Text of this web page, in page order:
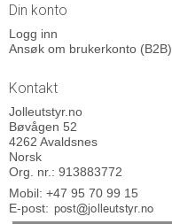
Din konto
Logg inn
Ansøk om brukerkonto (B2B)
Kontakt
Jolleutstyr.no
Bøvågen 52
4262 Avaldsnes
Norsk
Org. nr.: 913883772
Mobil: +47 95 70 99 15
E-post: